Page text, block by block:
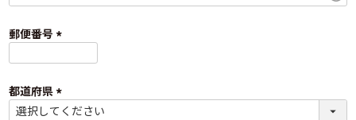
)
郵便番号
須
)
都道府県
(